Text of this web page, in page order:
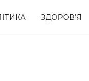
ЗДОРОВ’Я